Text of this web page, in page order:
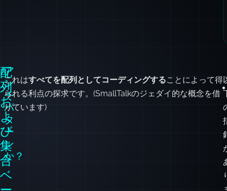
よ
び
集
合
ベ
ー
ス
パ
タ
ー
ン
か？